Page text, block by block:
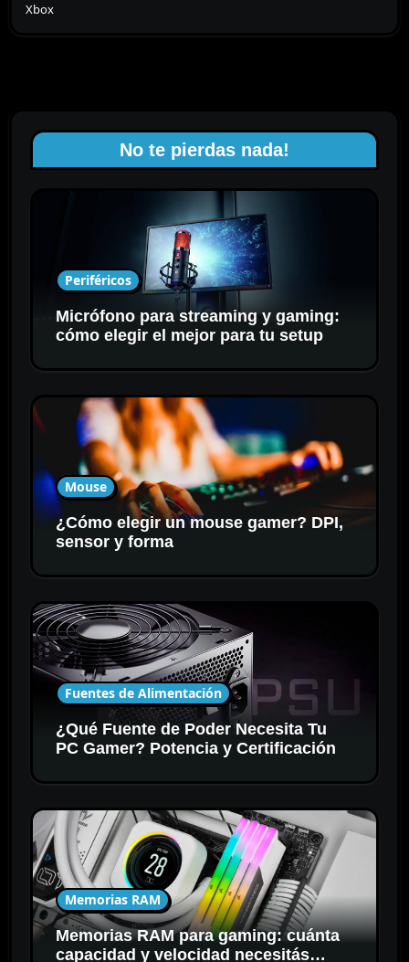
Xbox
No te pierdas nada!
Periféricos
Micrófono para streaming y gaming:
cómo elegir el mejor para tu setup
Mouse
¿Cómo elegir un mouse gamer? DPI,
sensor y forma
Fuentes de Alimentación
¿Qué Fuente de Poder Necesita Tu
PC Gamer? Potencia y Certificación
Memorias RAM
Memorias RAM para gaming: cuánta
capacidad y velocidad necesitás